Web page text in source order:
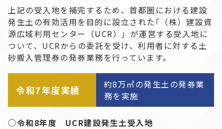
上記の受入地を補完するため、首都圏における建設
発生土の有効活用を目的に設立された｢（株）建設資
源広域利用センター（UCR）」が運営する受入地に
ついて、UCRからの委託を受け、利用者に対する土
砂搬入管理券の発券業務を行っています。
令和7年度実績
約8万㎥の発生土の発券業
務を実施
○令和8年度 UCR建設発生土受入地